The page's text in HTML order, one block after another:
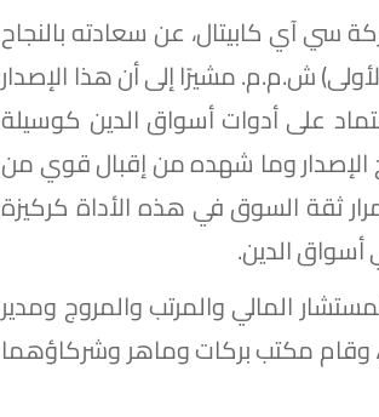
سي آي كابيتال، عن سعادته بالنجاح
ش.م.م. مشيرًا إلى أن هذا الإصدار
على أدوات أسواق الدين كوسيلة
الإصدار وما شهده من إقبال قوي من
ثقة السوق في هذه الأداة كركيزة
أسواق الدين.
المالي والمرتب والمروج ومدير
وقام مكتب بركات وماهر وشركاؤهما